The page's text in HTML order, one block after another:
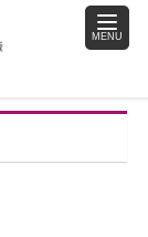
toggle